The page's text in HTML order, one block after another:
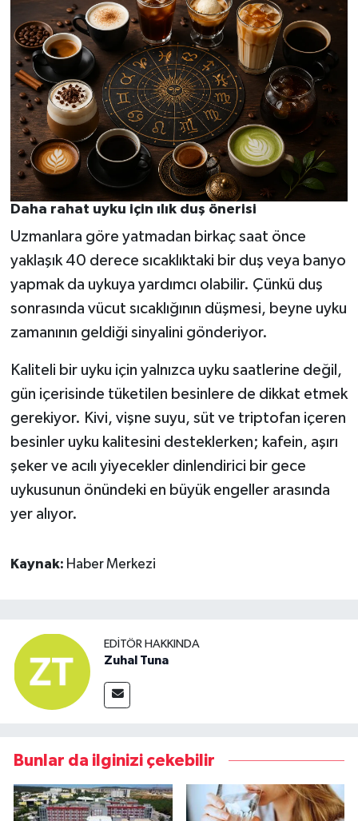
Daha rahat uyku için ılık duş önerisi
Uzmanlara göre yatmadan birkaç saat önce
yaklaşık 40 derece sıcaklıktaki bir duş veya banyo
yapmak da uykuya yardımcı olabilir. Çünkü duş
sonrasında vücut sıcaklığının düşmesi, beyne uyku
zamanının geldiği sinyalini gönderiyor.
Kaliteli bir uyku için yalnızca uyku saatlerine değil,
gün içerisinde tüketilen besinlere de dikkat etmek
gerekiyor. Kivi, vişne suyu, süt ve triptofan içeren
besinler uyku kalitesini desteklerken; kafein, aşırı
şeker ve acılı yiyecekler dinlendirici bir gece
uykusunun önündeki en büyük engeller arasında
yer alıyor.
Kaynak: Haber Merkezi
EDITÖR HAKKINDA
Zuhal Tuna
Bunlar da ilginizi çekebilir